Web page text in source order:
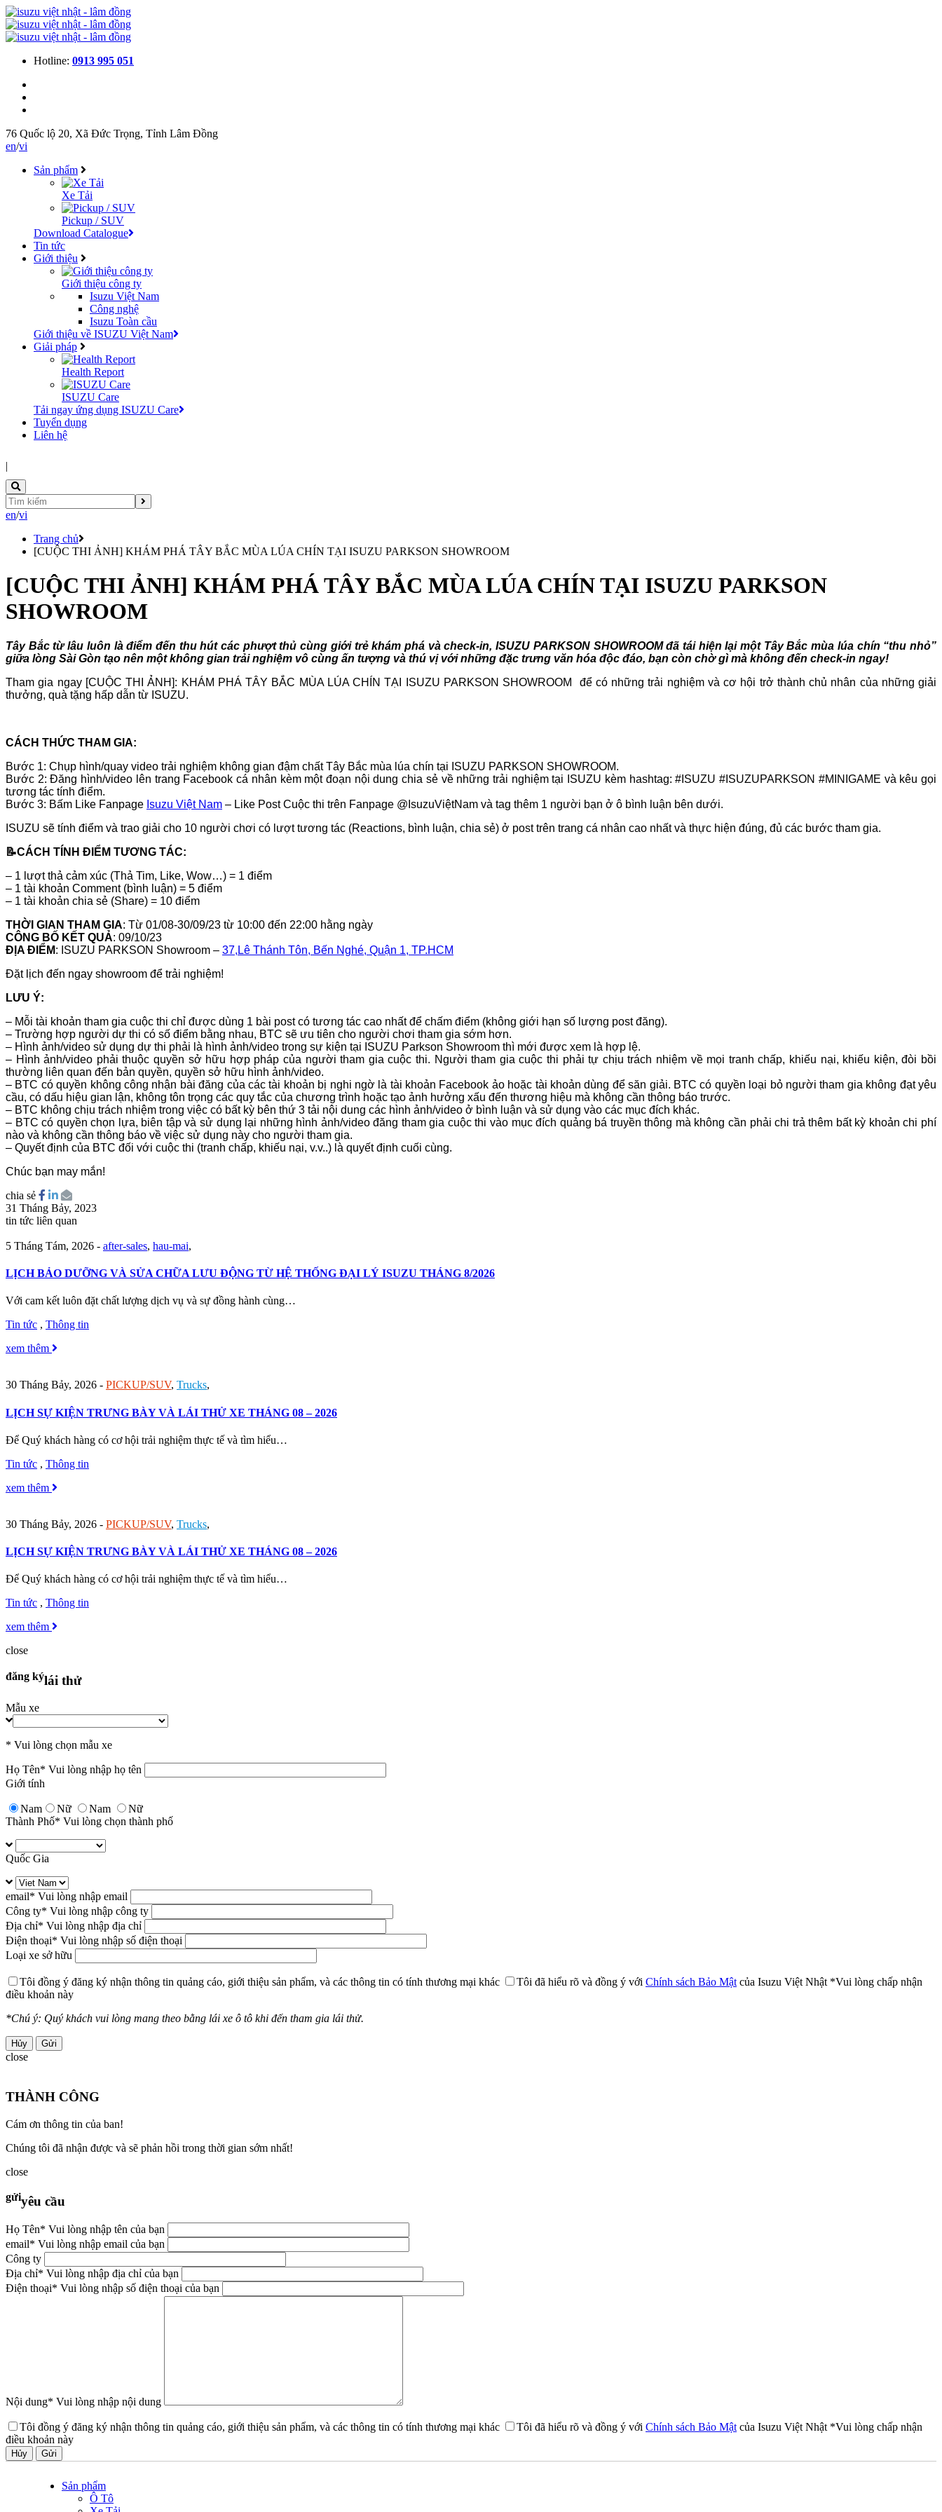
Hotline: 0913 995 051
76 Quốc lộ 20, Xã Đức Trọng, Tỉnh Lâm Đồng
en/vi
Sản phẩm
Xe Tải
Pickup / SUV
Download Catalogue
Tin tức
Giới thiệu
Giới thiệu công ty
Isuzu Việt Nam
Công nghệ
Isuzu Toàn cầu
Giới thiệu về ISUZU Việt Nam
Giải pháp
Health Report
ISUZU Care
Tải ngay ứng dụng ISUZU Care
Tuyển dụng
Liên hệ
|
en/vi
Trang chủ
[CUỘC THI ẢNH] KHÁM PHÁ TÂY BẮC MÙA LÚA CHÍN TẠI ISUZU PARKSON SHOWROOM
[CUỘC THI ẢNH] KHÁM PHÁ TÂY BẮC MÙA LÚA CHÍN TẠI ISUZU PARKSON
SHOWROOM
Tây Bắc từ lâu luôn là điểm đến thu hút các phượt thủ cùng giới trẻ khám phá và check-in, ISUZU PARKSON SHOWROOM đã tái hiện lại một Tây Bắc mùa lúa chín “thu nhỏ”
giữa lòng Sài Gòn tạo nên một không gian trải nghiệm vô cùng ấn tượng và thú vị với những đặc trưng văn hóa độc đáo, bạn còn chờ gì mà không đến check-in ngay!
Tham gia ngay [CUỘC THI ẢNH]: KHÁM PHÁ TÂY BẮC MÙA LÚA CHÍN TẠI ISUZU PARKSON SHOWROOM để có những trải nghiệm và cơ hội trở thành chủ nhân của những giải
thưởng, quà tặng hấp dẫn từ ISUZU.
CÁCH THỨC THAM GIA:
Bước 1: Chụp hình/quay video trải nghiệm không gian đậm chất Tây Bắc mùa lúa chín tại ISUZU PARKSON SHOWROOM.
Bước 2: Đăng hình/video lên trang Facebook cá nhân kèm một đoạn nội dung chia sẻ về những trải nghiệm tại ISUZU kèm hashtag: #ISUZU #ISUZUPARKSON #MINIGAME và kêu gọi
tương tác tính điểm.
Bước 3: Bấm Like Fanpage Isuzu Việt Nam – Like Post Cuộc thi trên Fanpage @IsuzuViệtNam và tag thêm 1 người bạn ở ô bình luận bên dưới.
ISUZU sẽ tính điểm và trao giải cho 10 người chơi có lượt tương tác (Reactions, bình luận, chia sẻ) ở post trên trang cá nhân cao nhất và thực hiện đúng, đủ các bước tham gia.
📝CÁCH TÍNH ĐIỂM TƯƠNG TÁC:
– 1 lượt thả cảm xúc (Thả Tim, Like, Wow…) = 1 điểm
– 1 tài khoản Comment (bình luận) = 5 điểm
– 1 tài khoản chia sẻ (Share) = 10 điểm
THỜI GIAN THAM GIA: Từ 01/08-30/09/23 từ 10:00 đến 22:00 hằng ngày
CÔNG BỐ KẾT QUẢ: 09/10/23
ĐỊA ĐIỂM: ISUZU PARKSON Showroom – 37,Lê Thánh Tôn, Bến Nghé, Quận 1, TP.HCM
Đặt lịch đến ngay showroom để trải nghiệm!
LƯU Ý:
– Mỗi tài khoản tham gia cuộc thi chỉ được dùng 1 bài post có tương tác cao nhất để chấm điểm (không giới hạn số lượng post đăng).
– Trường hợp người dự thi có số điểm bằng nhau, BTC sẽ ưu tiên cho người chơi tham gia sớm hơn.
– Hình ảnh/video sử dụng dự thi phải là hình ảnh/video trong sự kiện tại ISUZU Parkson Showroom thì mới được xem là hợp lệ.
– Hình ảnh/video phải thuộc quyền sở hữu hợp pháp của người tham gia cuộc thi. Người tham gia cuộc thi phải tự chịu trách nhiệm về mọi tranh chấp, khiếu nại, khiếu kiện, đòi bồi
thường liên quan đến bản quyền, quyền sở hữu hình ảnh/video.
– BTC có quyền không công nhận bài đăng của các tài khoản bị nghi ngờ là tài khoản Facebook ảo hoặc tài khoản dùng để săn giải. BTC có quyền loại bỏ người tham gia không đạt yêu
cầu, có dấu hiệu gian lận, không tôn trọng các quy tắc của chương trình hoặc tạo ảnh hưởng xấu đến thương hiệu mà không cần thông báo trước.
– BTC không chịu trách nhiệm trong việc có bất kỳ bên thứ 3 tải nội dung các hình ảnh/video ở bình luận và sử dụng vào các mục đích khác.
– BTC có quyền chọn lựa, biên tập và sử dụng lại những hình ảnh/video đăng tham gia cuộc thi vào mục đích quảng bá truyền thông mà không cần phải chi trả thêm bất kỳ khoản chi phí
nào và không cần thông báo về việc sử dụng này cho người tham gia.
– Quyết định của BTC đối với cuộc thi (tranh chấp, khiếu nại, v.v..) là quyết định cuối cùng.
Chúc bạn may mắn!
chia sẻ
31 Tháng Bảy, 2023
tin tức liên quan
5 Tháng Tám, 2026 - after-sales, hau-mai,
LỊCH BẢO DƯỠNG VÀ SỬA CHỮA LƯU ĐỘNG TỪ HỆ THỐNG ĐẠI LÝ ISUZU THÁNG 8/2026
Với cam kết luôn đặt chất lượng dịch vụ và sự đồng hành cùng…
Tin tức , Thông tin
xem thêm
30 Tháng Bảy, 2026 - PICKUP/SUV, Trucks,
LỊCH SỰ KIỆN TRƯNG BÀY VÀ LÁI THỬ XE THÁNG 08 – 2026
Để Quý khách hàng có cơ hội trải nghiệm thực tế và tìm hiểu…
Tin tức , Thông tin
xem thêm
30 Tháng Bảy, 2026 - PICKUP/SUV, Trucks,
LỊCH SỰ KIỆN TRƯNG BÀY VÀ LÁI THỬ XE THÁNG 08 – 2026
Để Quý khách hàng có cơ hội trải nghiệm thực tế và tìm hiểu…
Tin tức , Thông tin
xem thêm
close
đăng kýlái thử
Mẫu xe
* Vui lòng chọn mẫu xe
Họ Tên* Vui lòng nhập họ tên
Giới tính
Nam Nữ Nam
Nữ
Thành Phố* Vui lòng chọn thành phố
Quốc Gia
email* Vui lòng nhập email
Công ty* Vui lòng nhập công ty
Địa chỉ* Vui lòng nhập địa chỉ
Điện thoại* Vui lòng nhập số điện thoại
Loại xe sở hữu
Tôi đồng ý đăng ký nhận thông tin quảng cáo, giới thiệu sản phẩm, và các thông tin có tính thương mại khác Tôi đã hiểu rõ và đồng ý với Chính sách Bảo Mật của Isuzu Việt Nhật *Vui lòng chấp nhận
điều khoản này
*Chú ý: Quý khách vui lòng mang theo bằng lái xe ô tô khi đến tham gia lái thử.
Hủy
close
THÀNH CÔNG
Cám ơn thông tin của ban!
Chúng tôi đã nhận được và sẽ phản hồi trong thời gian sớm nhất!
close
gửiyêu cầu
Họ Tên* Vui lòng nhập tên của bạn
email* Vui lòng nhập email của bạn
Công ty
Địa chỉ* Vui lòng nhập địa chỉ của bạn
Điện thoại* Vui lòng nhập số điện thoại của bạn
Nội dung* Vui lòng nhập nội dung
Tôi đồng ý đăng ký nhận thông tin quảng cáo, giới thiệu sản phẩm, và các thông tin có tính thương mại khác Tôi đã hiểu rõ và đồng ý với Chính sách Bảo Mật của Isuzu Việt Nhật *Vui lòng chấp nhận
điều khoản này
Hủy
Sản phẩm
Ô Tô